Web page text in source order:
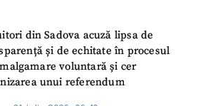
din Sadova acuză lipsa de
și de echitate în procesul
voluntară și cer
unui referendum